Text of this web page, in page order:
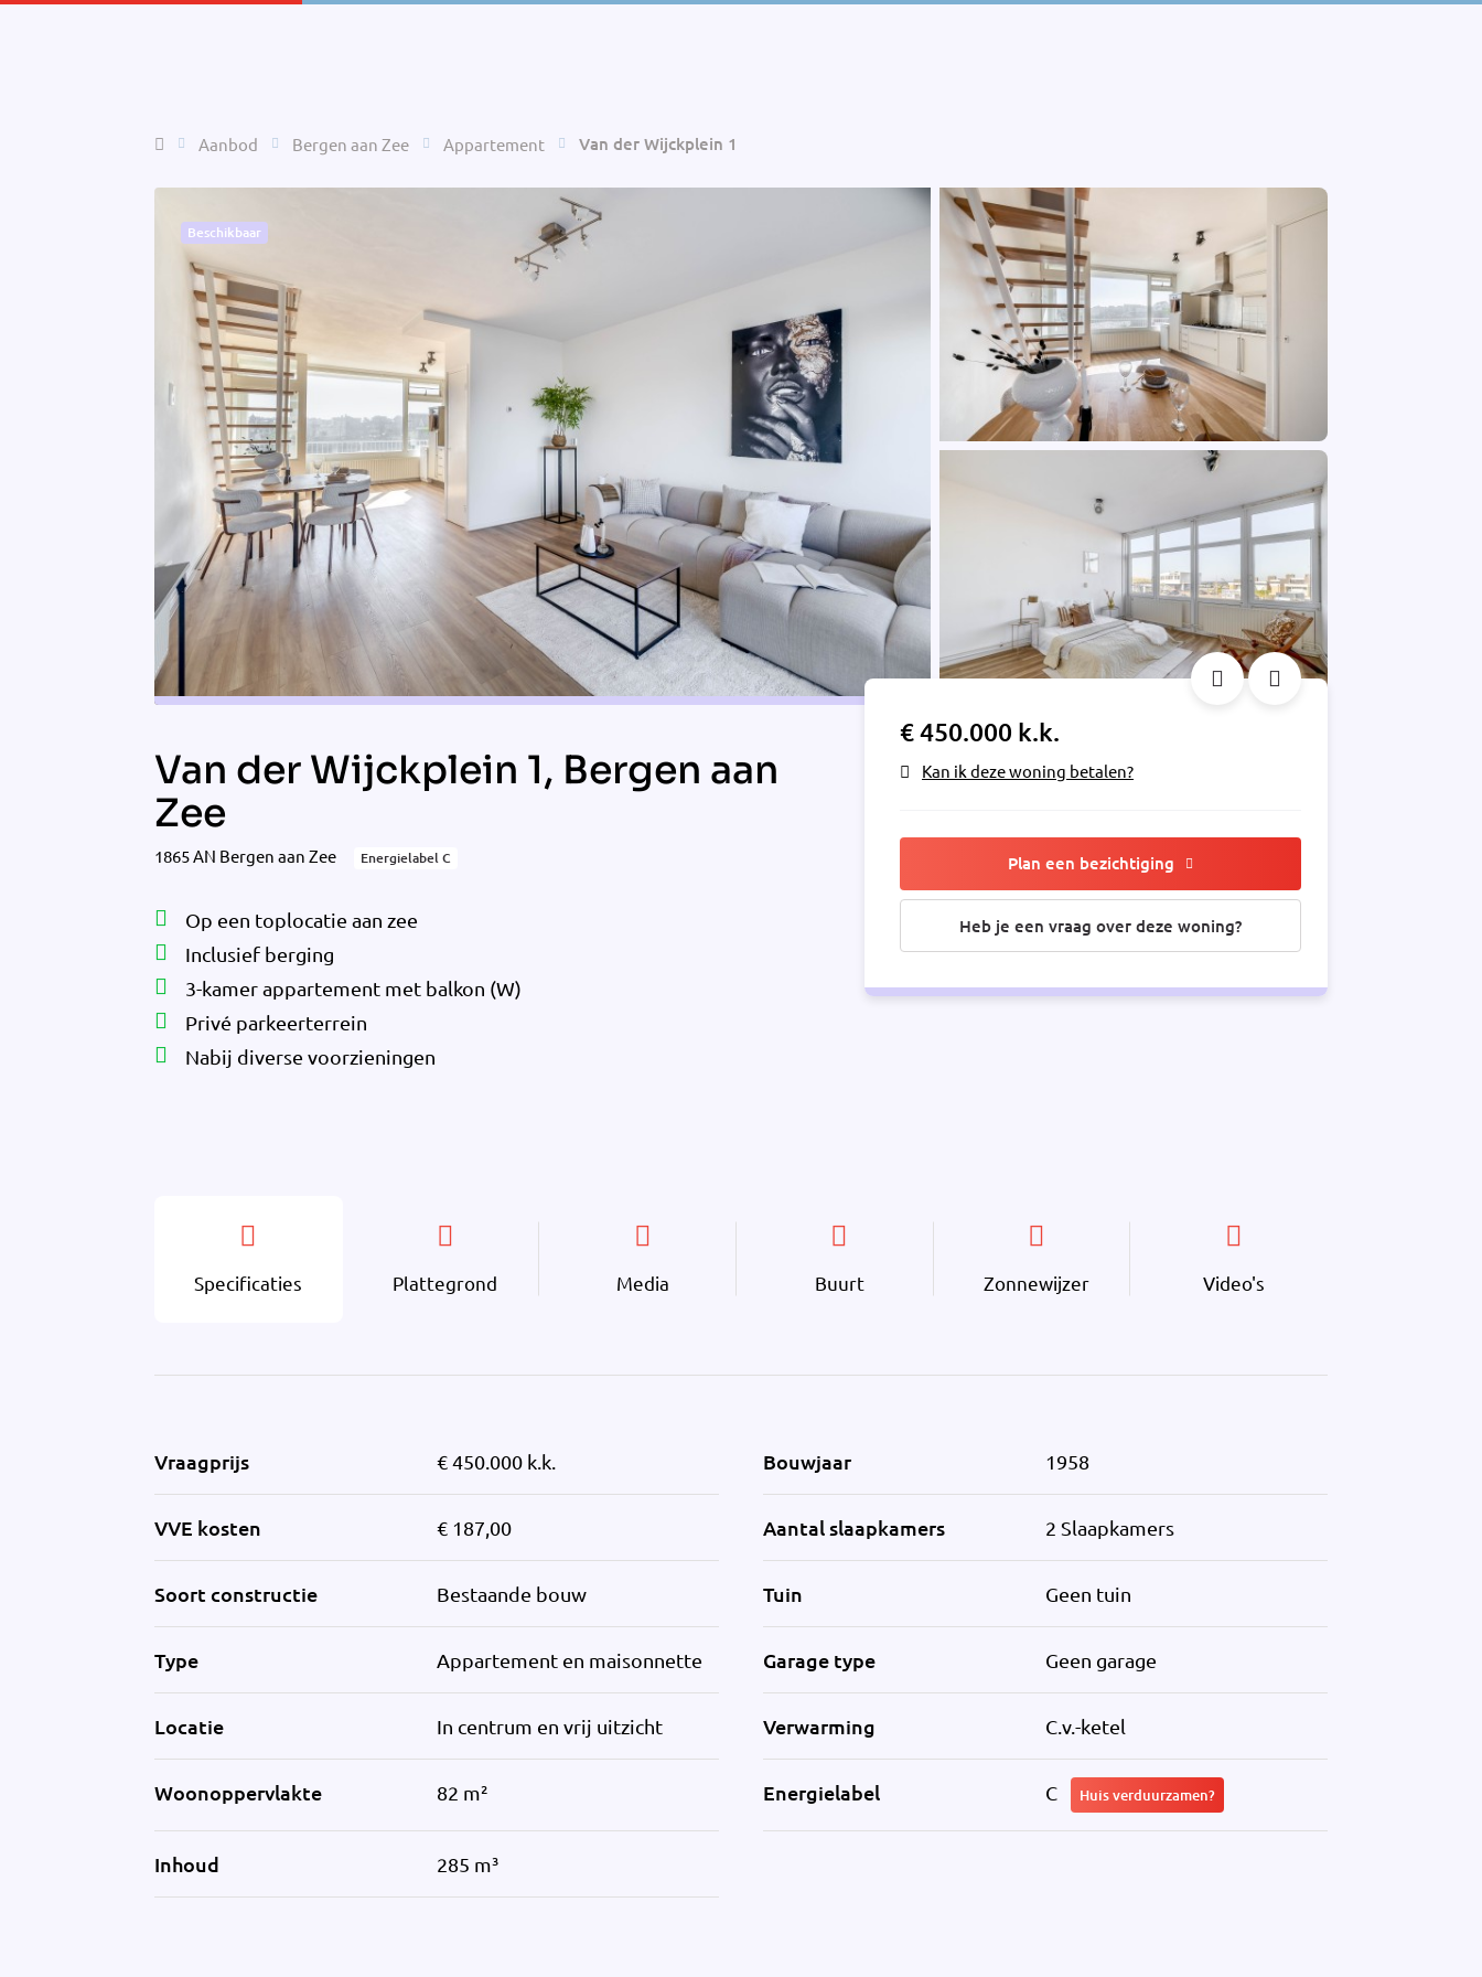
HomeAanbod Bergen aan Zee Appartement Van der Wijckplein 1
Beschikbaar
Van der Wijckplein 1, Bergen aan
Zee
1865 AN Bergen aan Zee Energielabel C
Op een toplocatie aan zee
Inclusief berging
3-kamer appartement met balkon (W)
Privé parkeerterrein
Nabij diverse voorzieningen
€ 450.000 k.k.
Kan ik deze woning betalen?
Plan een bezichtiging
Heb je een vraag over deze woning?
Specificaties Plattegrond Media Buurt Zonnewijzer Video's
Vraagprijs € 450.000 k.k.
VVE kosten € 187,00
Soort constructie Bestaande bouw
Type Appartement en maisonnette
Locatie In centrum en vrij uitzicht
Woonoppervlakte 82 m²
Inhoud 285 m³
Bouwjaar 1958
Aantal slaapkamers 2 Slaapkamers
Tuin Geen tuin
Garage type Geen garage
Verwarming C.v.-ketel
Energielabel C Huis verduurzamen?